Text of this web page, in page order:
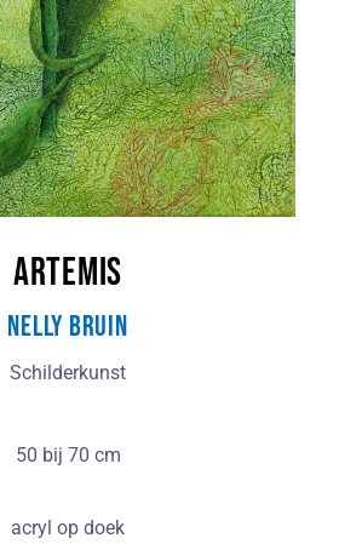
Artemis
Nelly Bruin
Schilderkunst
50 bij 70 cm
acryl op doek